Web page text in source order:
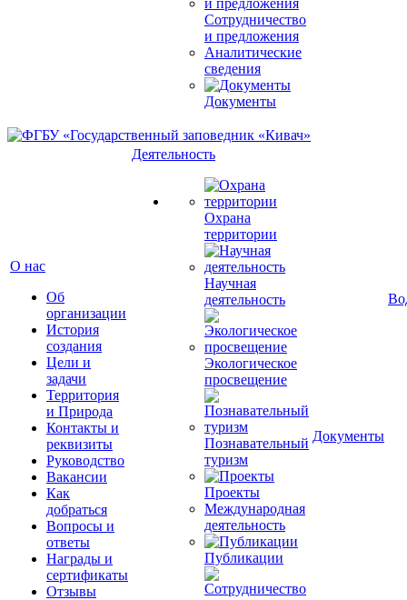
Сотрудничество
и предложения
Аналитические
сведения
Документы
О нас
Об
организации
История
создания
Цели и
задачи
Территория
и Природа
Контакты и
реквизиты
Руководство
Вакансии
Как
добраться
Вопросы и
ответы
Награды и
сертификаты
Отзывы
Деятельность
Охрана
территории
Научная
деятельность
Экологическое
просвещение
Познавательный
туризм
Проекты
Международная
деятельность
Публикации
Документы